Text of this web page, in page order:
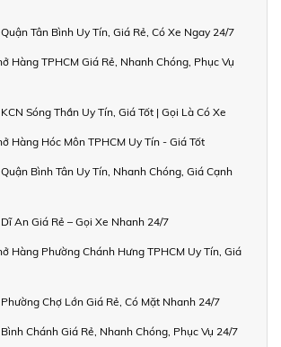
Tân Bình Uy Tín, Giá Rẻ, Có Xe Ngay 24/7
Hàng TPHCM Giá Rẻ, Nhanh Chóng, Phục Vụ
Sóng Thần Uy Tín, Giá Tốt | Gọi Là Có Xe
Hàng Hóc Môn TPHCM Uy Tín - Giá Tốt
Bình Tân Uy Tín, Nhanh Chóng, Giá Cạnh
An Giá Rẻ – Gọi Xe Nhanh 24/7
Hàng Phường Chánh Hưng TPHCM Uy Tín, Giá
Chợ Lớn Giá Rẻ, Có Mặt Nhanh 24/7
Chánh Giá Rẻ, Nhanh Chóng, Phục Vụ 24/7